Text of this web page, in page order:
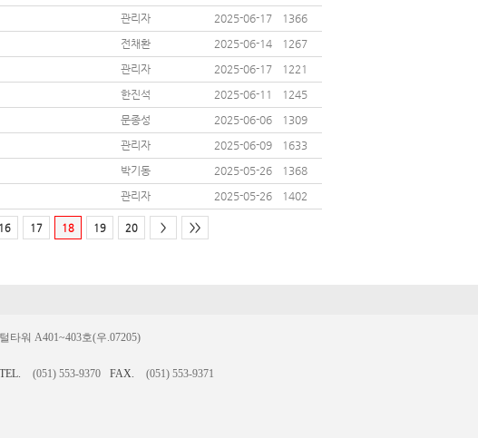
관리자 2025-06-17
1366
전채환 2025-06-14
1267
관리자 2025-06-17
1221
한진석 2025-06-11
1245
문종성 2025-06-06
1309
관리자 2025-06-09
1633
박기동 2025-05-26
1368
관리자 2025-05-26 1402
16 17 18 19 20 > >>
타워 A401~403호(우.07205)
TEL. (051) 553-9370 FAX.
(051) 553-9371